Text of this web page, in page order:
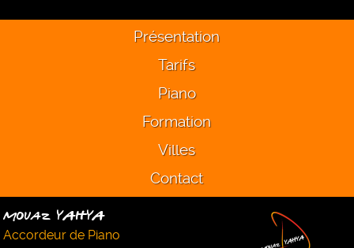
Présentation
Tarifs
Piano
Formation
Villes
Contact
Mouaz YAHYA
Accordeur de Piano